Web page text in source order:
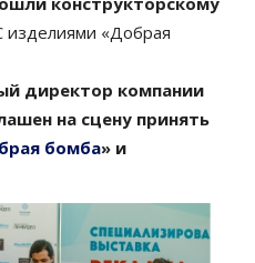
изделиями «Добрая
директор компании
на сцену принять
бомба» и